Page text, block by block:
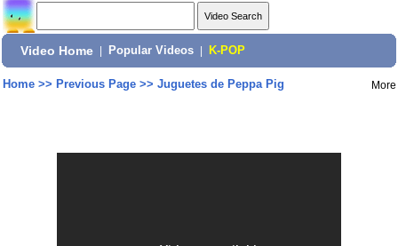
Video Home Popular Videos K-POP
Home>> Previous Page>> Juguetes de Peppa Pig More